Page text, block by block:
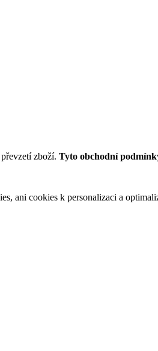
zboží. Tyto obchodní
ani cookies k personalizaci a